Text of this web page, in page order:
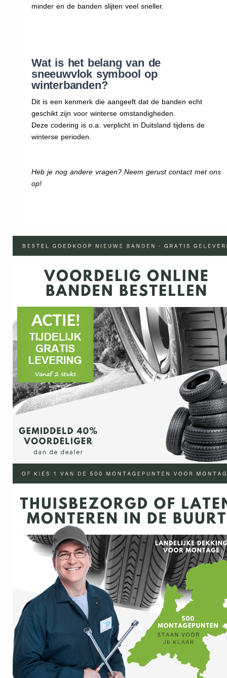
minder en de banden slijten veel sneller.
Wat is het belang van de
sneeuwvlok symbool op
winterbanden?
Dit is een kenmerk die aangeeft dat de banden echt
geschikt zijn voor winterse omstandigheden.
Deze codering is o.a. verplicht in Duitsland tijdens de
winterse perioden.
Heb je nog andere vragen? Neem gerust contact met ons
op!